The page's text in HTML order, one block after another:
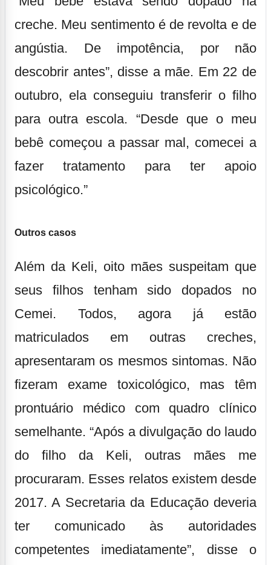
creche. Meu sentimento é de revolta e de
angústia. De impotência, por não
descobrir antes”, disse a mãe. Em 22 de
outubro, ela conseguiu transferir o filho
para outra escola. “Desde que o meu
bebê começou a passar mal, comecei a
fazer tratamento para ter apoio
psicológico.”
Outros casos
Além da Keli, oito mães suspeitam que
seus filhos tenham sido dopados no
Cemei. Todos, agora já estão
matriculados em outras creches,
apresentaram os mesmos sintomas. Não
fizeram exame toxicológico, mas têm
prontuário médico com quadro clínico
semelhante. “Após a divulgação do laudo
do filho da Keli, outras mães me
procuraram. Esses relatos existem desde
2017. A Secretaria da Educação deveria
ter comunicado às autoridades
competentes imediatamente”, disse o